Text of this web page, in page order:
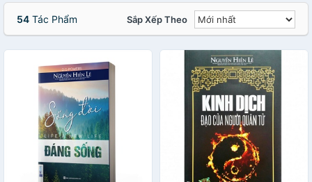
54 Tác Phẩm Sắp Xếp Theo